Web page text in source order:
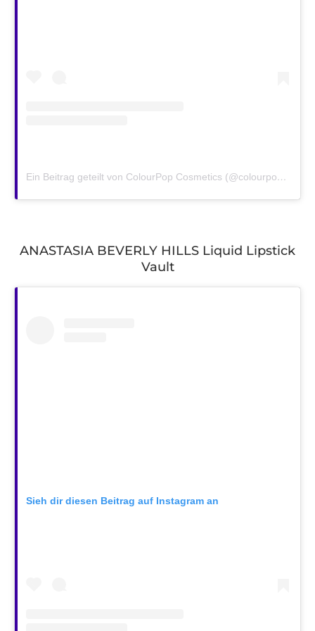
Ein Beitrag geteilt von ColourPop Cosmetics (@colourpopcosmetics)
ANASTASIA BEVERLY HILLS Liquid Lipstick
Vault
Sieh dir diesen Beitrag auf Instagram an